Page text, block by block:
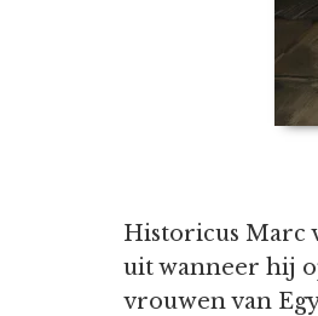
Historicus Marc
uit wanneer hij
vrouwen van